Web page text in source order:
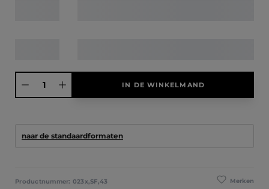
Producthoeveelheid: Voer de gewenste hoeveelheid in of gebruik de
IN DE WINKELMAND
naar de standaardformaten
Merken
Productnummer: 023x,SF,43